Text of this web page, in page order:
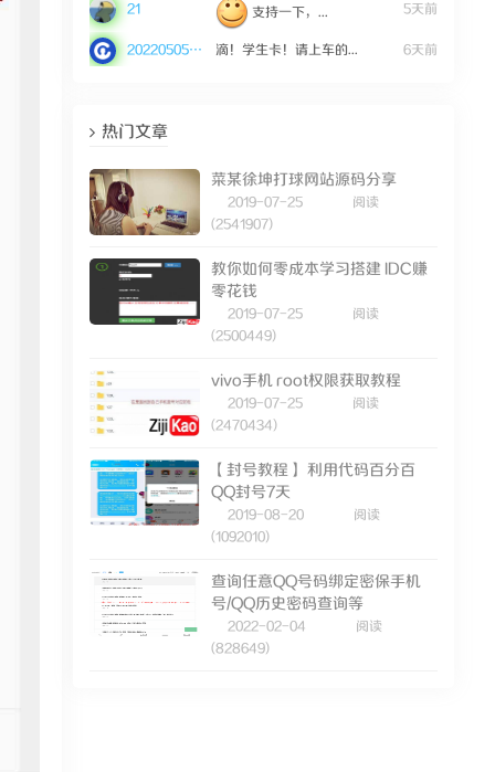
5天前
21 支持一下，...
6天前
20220505tEGK9 滴！学生卡！请上车的...
热门文章
菜某徐坤打球网站源码分享
2019-07-25
阅读
(2541907)
教你如何零成本学习搭建 IDC赚
零花钱
2019-07-25
阅读
(2500449)
vivo手机 root权限获取教程
2019-07-25
阅读
(2470434)
【封号教程】 利用代码百分百
QQ封号7天
2019-08-20
阅读
(1092010)
查询任意QQ号码绑定密保手机
号/QQ历史密码查询等
2022-02-04
阅读
(828649)